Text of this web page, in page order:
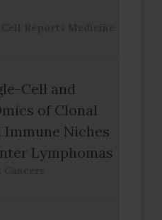
Cell and
of Clonal
Niches
Lymphomas